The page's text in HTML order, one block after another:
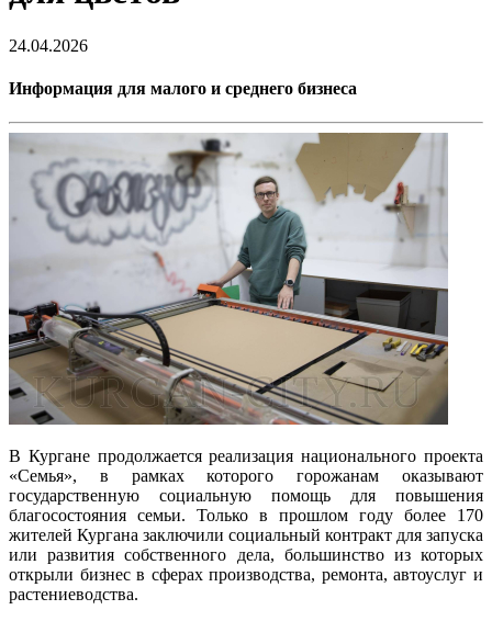
24.04.2026
Информация для малого и среднего бизнеса
В Кургане продолжается реализация национального проекта
«Семья», в рамках которого горожанам оказывают
государственную социальную помощь для повышения
благосостояния семьи. Только в прошлом году более 170
жителей Кургана заключили социальный контракт для запуска
или развития собственного дела, большинство из которых
открыли бизнес в сферах производства, ремонта, автоуслуг и
растениеводства.